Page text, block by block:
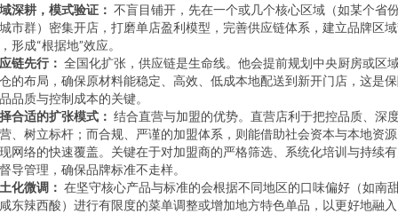
深耕，模式验证： 不盲目铺开，先在一个或几个核心区域（如某个省
市群）密集开店，打磨单店盈利模型，完善供应链体系，建立品牌区
形成“根据地”效应。
链先行： 全国化扩张，供应链是生命线。他会提前规划中央厨房或区
的布局，确保原材料能稳定、高效、低成本地配送到新开门店，这是
品质与控制成本的关键。
合适的扩张模式： 结合直营与加盟的优势。直营店利于把控品质、深
、树立标杆；而合规、严谨的加盟体系，则能借助社会资本与本地资
网络的快速覆盖。关键在于对加盟商的严格筛选、系统化培训与持续
导管理，确保品牌标准不走样。
化微调： 在坚守核心产品与标准的会根据不同地区的口味偏好（如南
东辣西酸）进行有限度的菜单调整或增加地方特色单品，以更好地融